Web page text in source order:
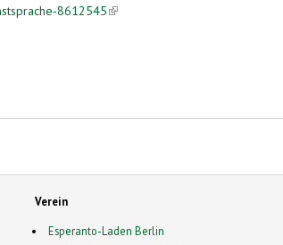
8612545(link is external)
Verein
Esperanto-Laden Berlin